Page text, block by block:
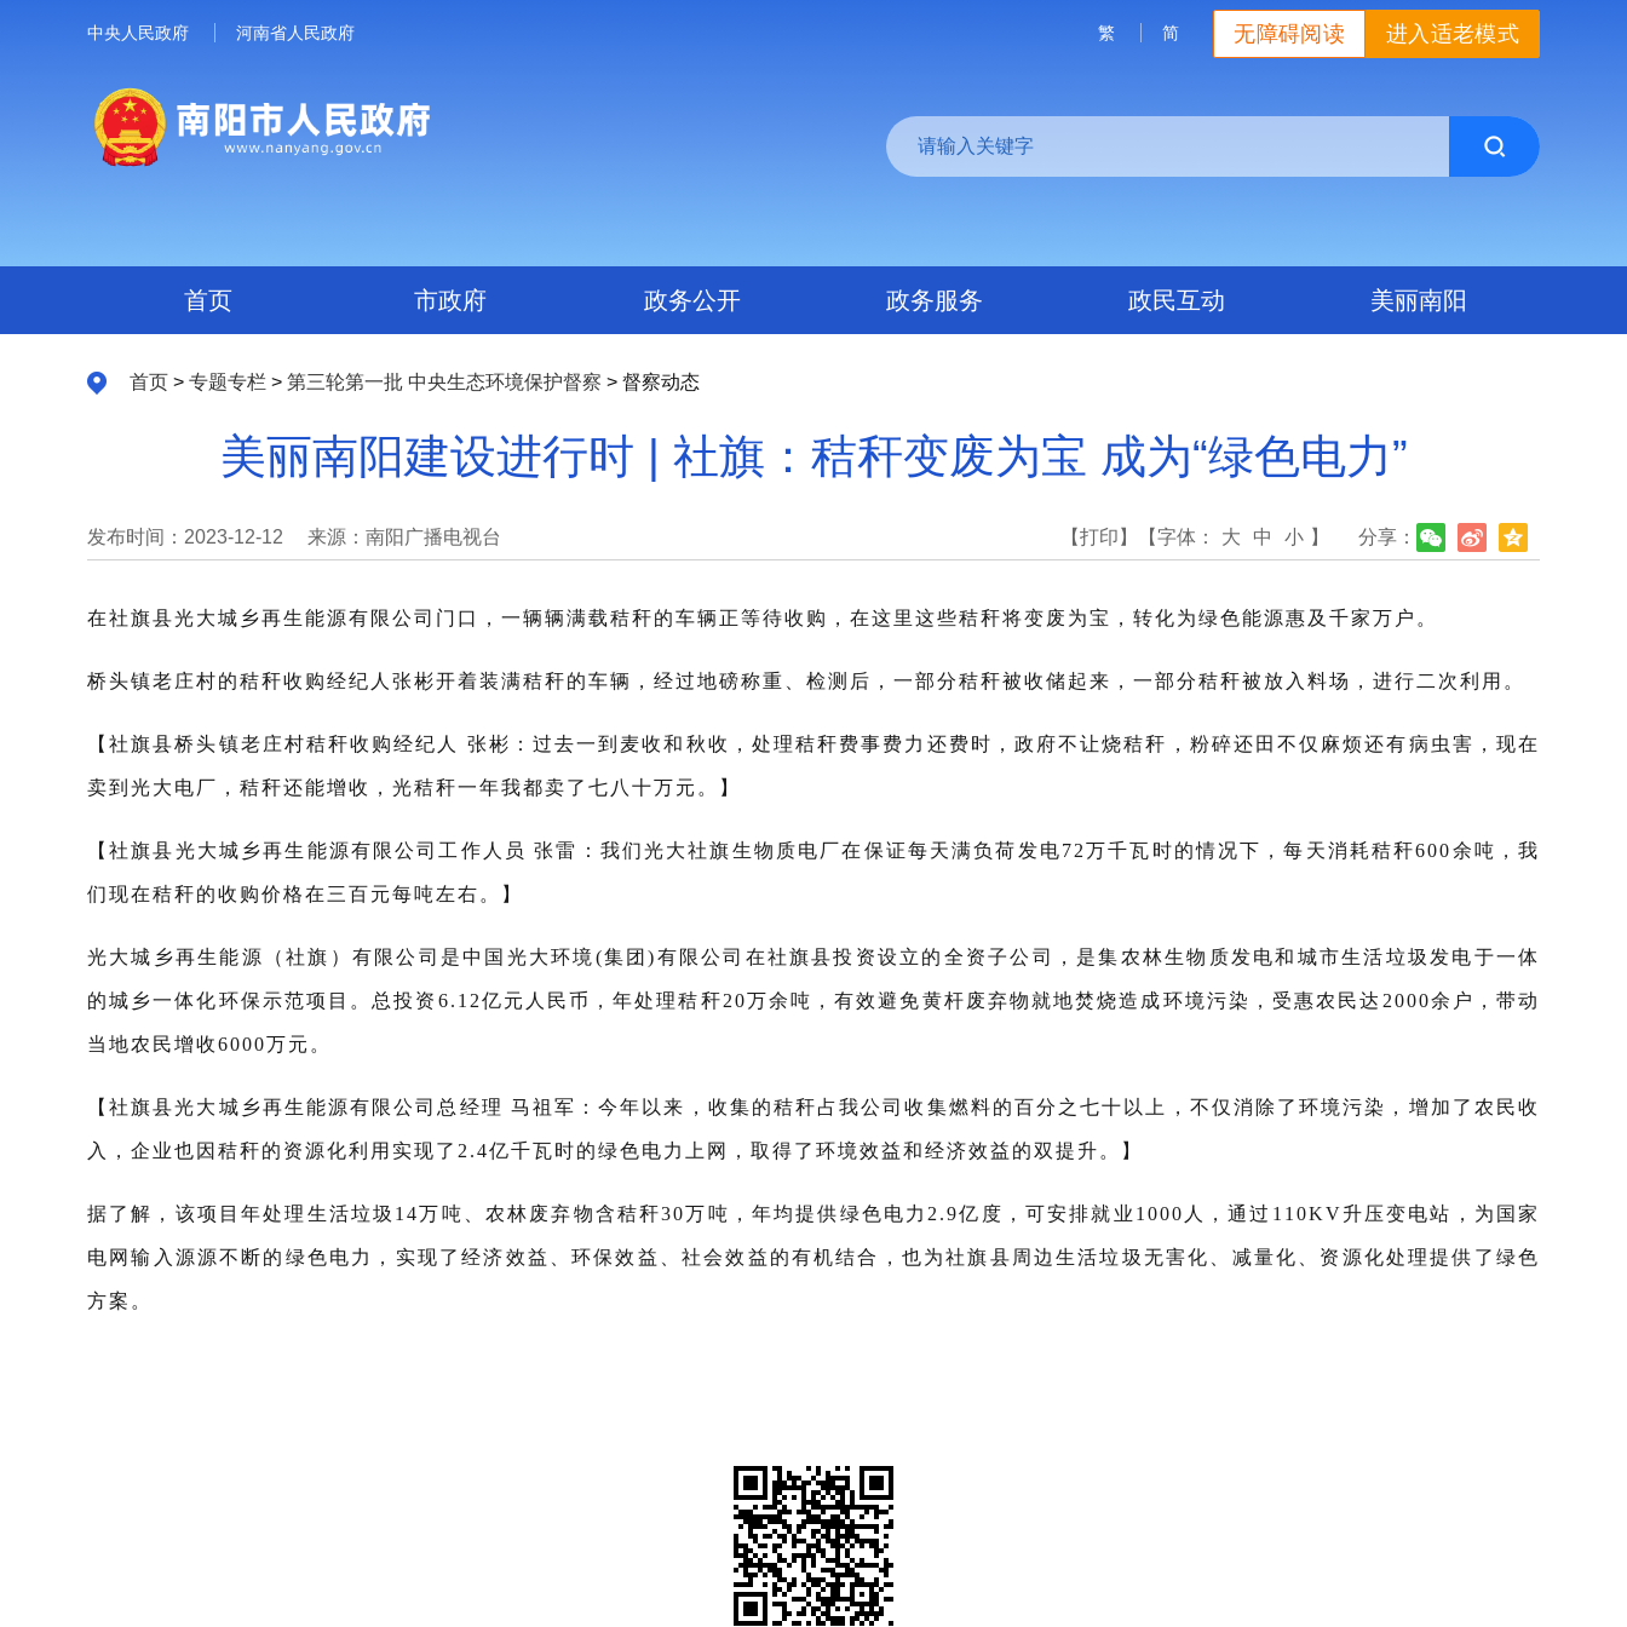
中央人民政府 河南省人民政府 进入适老模式
无障碍阅读
繁 简
首页 市政府 政务公开 政务服务 政民互动 美丽南阳
首页 > 专题专栏 > 第三轮第一批 中央生态环境保护督察 > 督察动态
美丽南阳建设进行时 | 社旗：秸秆变废为宝 成为“绿色电力”
发布时间：2023-12-12 来源：南阳广播电视台 分享：
【打印】 【字体： 大 中 小 】
在社旗县光大城乡再生能源有限公司门口，一辆辆满载秸秆的车辆正等待收购，在这里这些秸秆将变废为宝，转化为绿色能源惠及千家万户。
桥头镇老庄村的秸秆收购经纪人张彬开着装满秸秆的车辆，经过地磅称重、检测后，一部分秸秆被收储起来，一部分秸秆被放入料场，进行二次利用。
【社旗县桥头镇老庄村秸秆收购经纪人 张彬：过去一到麦收和秋收，处理秸秆费事费力还费时，政府不让烧秸秆，粉碎还田不仅麻烦还有病虫害，现在
卖到光大电厂，秸秆还能增收，光秸秆一年我都卖了七八十万元。】
【社旗县光大城乡再生能源有限公司工作人员 张雷：我们光大社旗生物质电厂在保证每天满负荷发电72万千瓦时的情况下，每天消耗秸秆600余吨，我
们现在秸秆的收购价格在三百元每吨左右。】
光大城乡再生能源（社旗）有限公司是中国光大环境(集团)有限公司在社旗县投资设立的全资子公司，是集农林生物质发电和城市生活垃圾发电于一体
的城乡一体化环保示范项目。总投资6.12亿元人民币，年处理秸秆20万余吨，有效避免黄杆废弃物就地焚烧造成环境污染，受惠农民达2000余户，带动
当地农民增收6000万元。
【社旗县光大城乡再生能源有限公司总经理 马祖军：今年以来，收集的秸秆占我公司收集燃料的百分之七十以上，不仅消除了环境污染，增加了农民收
入，企业也因秸秆的资源化利用实现了2.4亿千瓦时的绿色电力上网，取得了环境效益和经济效益的双提升。】
据了解，该项目年处理生活垃圾14万吨、农林废弃物含秸秆30万吨，年均提供绿色电力2.9亿度，可安排就业1000人，通过110KV升压变电站，为国家
电网输入源源不断的绿色电力，实现了经济效益、环保效益、社会效益的有机结合，也为社旗县周边生活垃圾无害化、减量化、资源化处理提供了绿色
方案。